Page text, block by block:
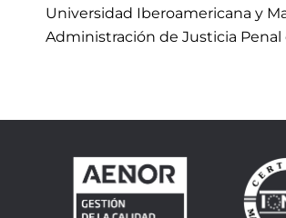
Universidad Iberoamericana y
Administración de Justicia Penal